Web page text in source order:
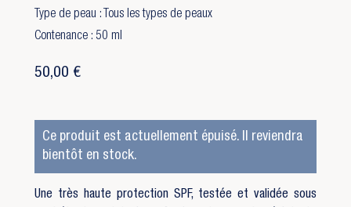
Type de peau : Tous les types de peaux
Contenance : 50 ml
50,00 €
Ce produit est actuellement épuisé. Il reviendra
bientôt en stock.
Une très haute protection SPF, testée et validée sous